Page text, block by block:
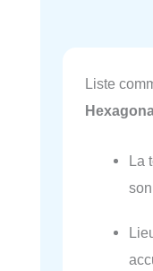
Liste
La